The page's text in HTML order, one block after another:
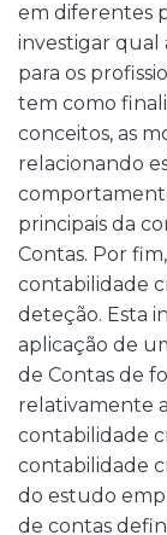
em diferentes
investigar qual
para os
tem como
conceitos, as
relacionando
principais da
Contas. Por
contabilidade
deteção. Esta
aplicação de
de Contas de
relativamente
contabilidade
contabilidade
do estudo
de contas